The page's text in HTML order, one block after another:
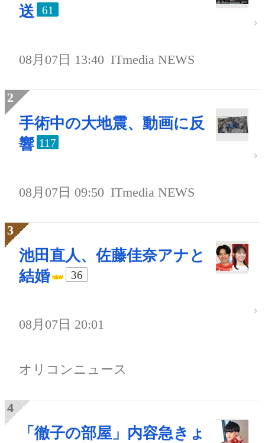
送
61
08月07日 13:40 ITmedia NEWS
手術中の大地震、動画に反
響 117
08月07日 09:50 ITmedia NEWS
池田直人、佐藤佳奈アナと
結婚
36
08月07日 20:01
オリコンニュース
「徹子の部屋」内容急きょ